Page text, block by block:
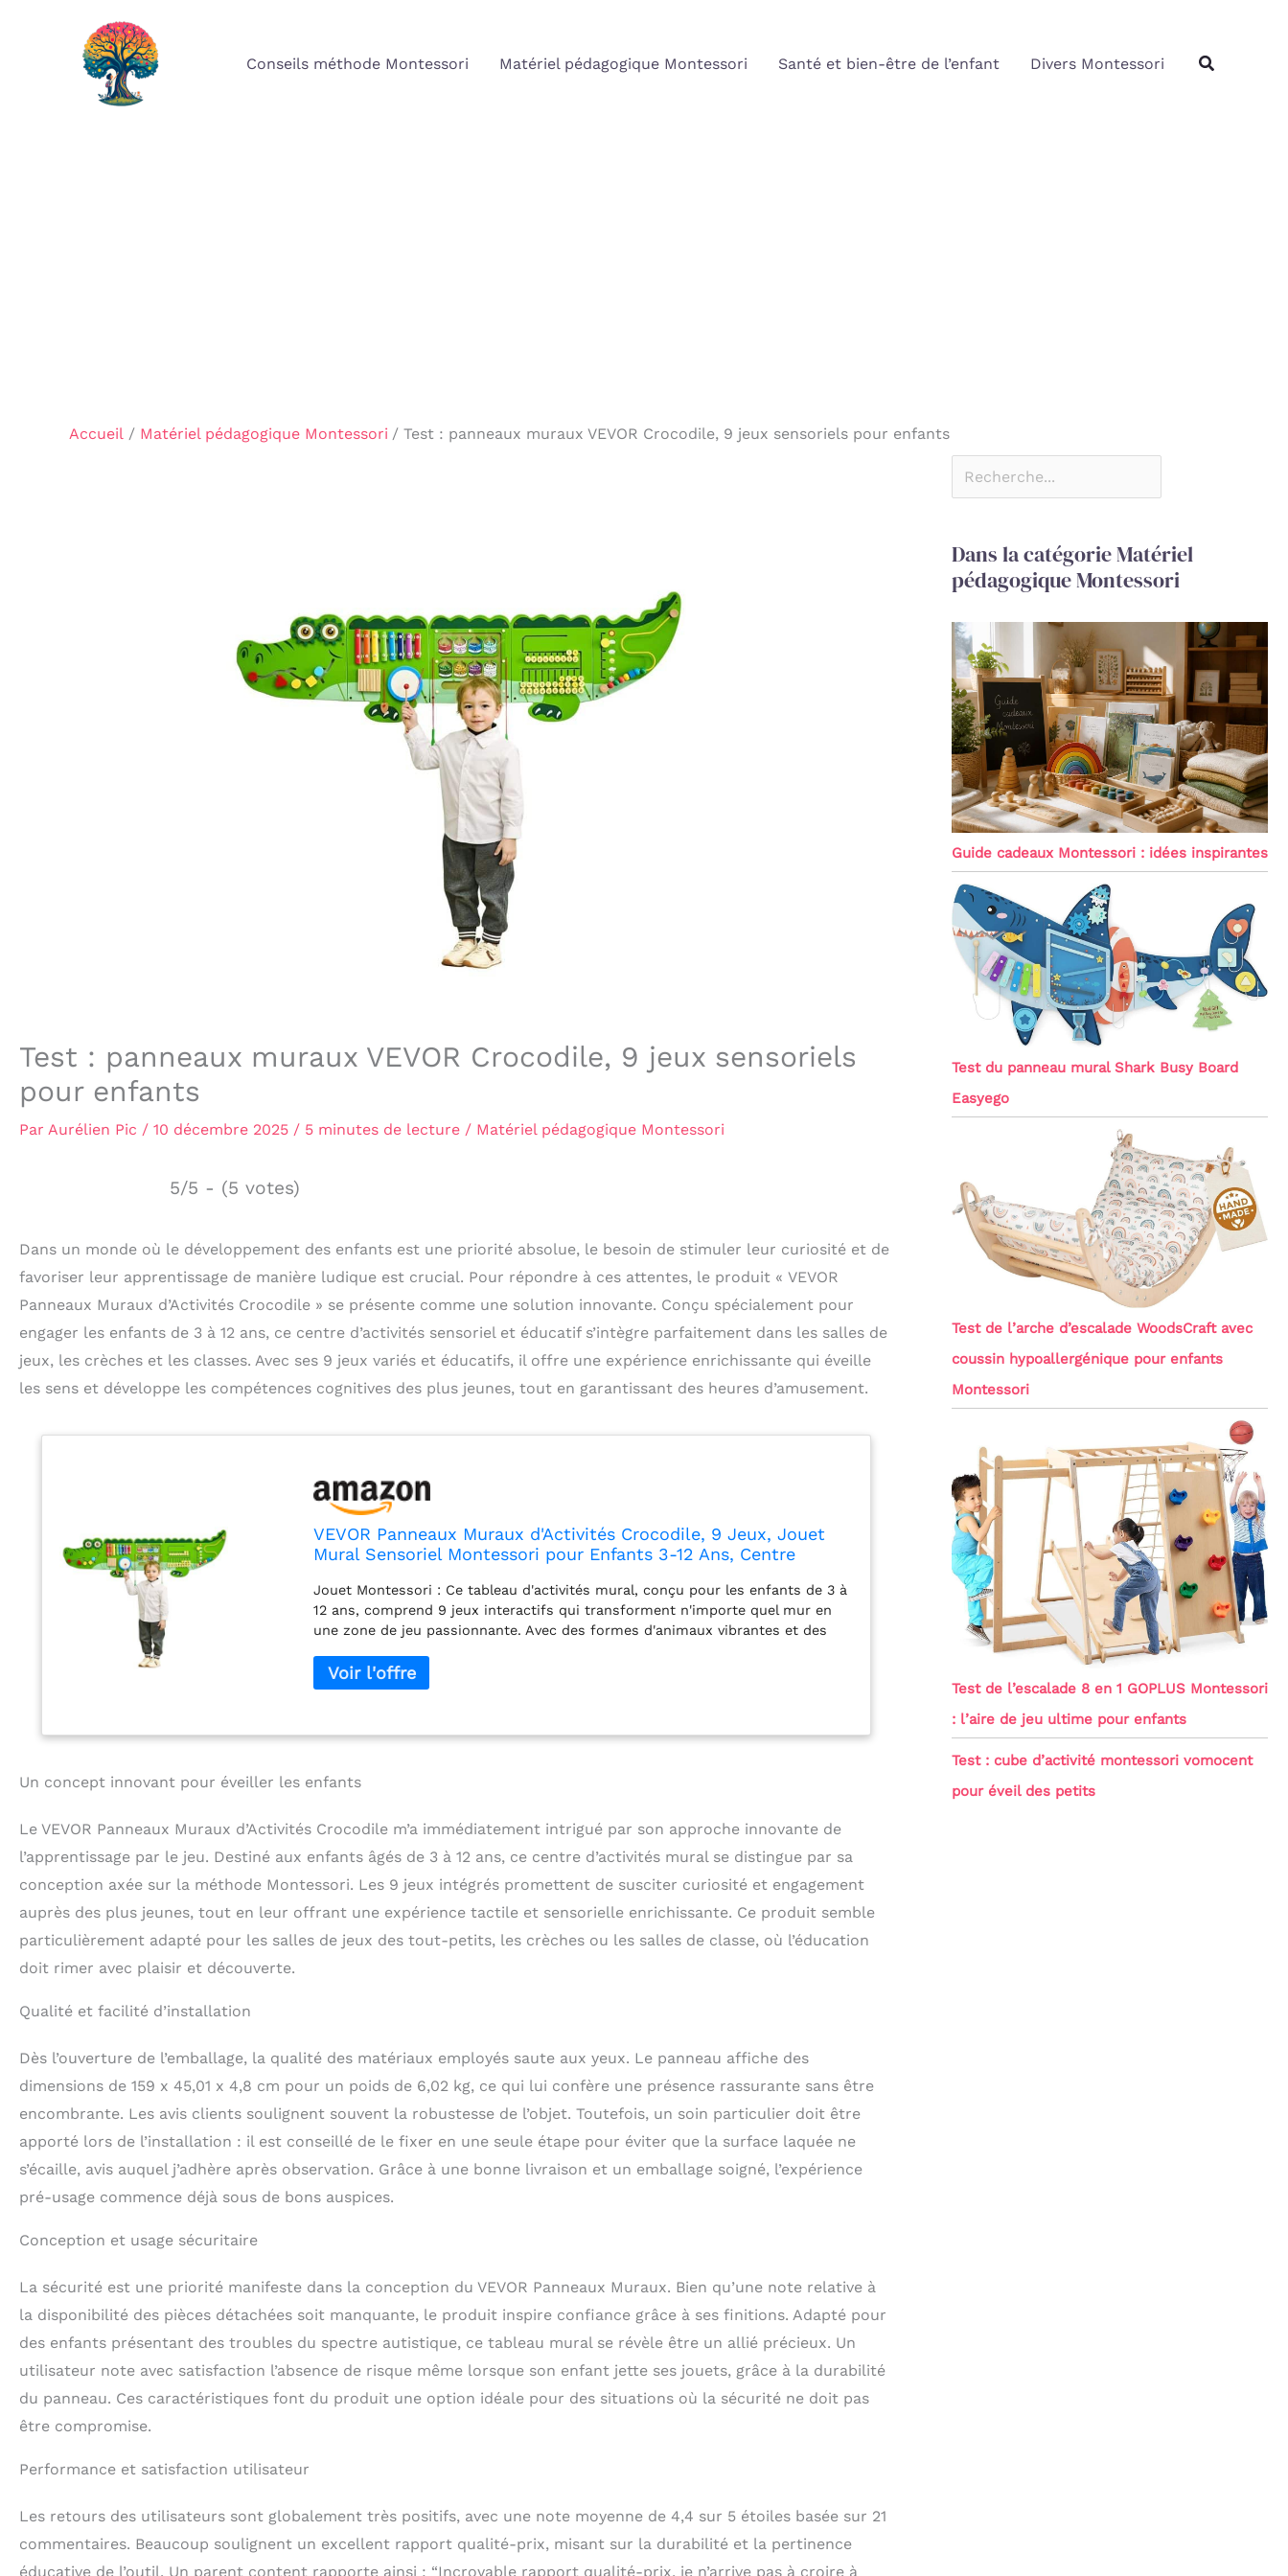
Conseils méthode Montessori Matériel pédagogique Montessori Santé et bien-être de l’enfant Divers Montessori
Accueil Matériel pédagogique Montessori Test : panneaux muraux VEVOR Crocodile, 9 jeux sensoriels pour enfants
Test : panneaux muraux VEVOR Crocodile, 9 jeux sensoriels
pour enfants
Par Aurélien Pic / 10 décembre 2025 / 5 minutes de lecture / Matériel pédagogique Montessori
5/5 - (5 votes)
Dans un monde où le développement des enfants est une priorité absolue, le besoin de stimuler leur curiosité et de
favoriser leur apprentissage de manière ludique est crucial. Pour répondre à ces attentes, le produit « VEVOR
Panneaux Muraux d’Activités Crocodile » se présente comme une solution innovante. Conçu spécialement pour
engager les enfants de 3 à 12 ans, ce centre d’activités sensoriel et éducatif s’intègre parfaitement dans les salles de
jeux, les crèches et les classes. Avec ses 9 jeux variés et éducatifs, il offre une expérience enrichissante qui éveille
les sens et développe les compétences cognitives des plus jeunes, tout en garantissant des heures d’amusement.
VEVOR Panneaux Muraux d'Activités Crocodile, 9 Jeux, Jouet
Mural Sensoriel Montessori pour Enfants 3-12 Ans, Centre
Crèche, Salle de Classe
Jouet Montessori : Ce tableau d'activités mural, conçu pour les enfants de 3 à
12 ans, comprend 9 jeux interactifs qui transforment n'importe quel mur en
une zone de jeu passionnante. Avec des formes d'animaux vibrantes et des
des heures de plaisir éducatif La sécurité avant tout : Fabriqué en MDF et avec
des peintures à base d'eau, ce tableau d'activités mural répond aux normes de
chimiques nocifs. Des connexions robustes maintiennent tout en sécurité,
enfant à développer sa coordination œil-main, son observation et sa pensée
en s'amusant, il améliore à la fois les capacités cognitives et motrices, ce qui
en fait un outil fantastique pour l'éducation précoce Facile à utiliser : Les
petites mains. Grâce à une conception conviviale, les enfants peuvent
facilement parcourir les activités sans frustration, ce qui leur permet de
profiter d'heures de jeu et d'apprentissage avec un minimum de conseils
Installation simple : Montez ce jouet mural sensoriel Montessori en toute
Un concept innovant pour éveiller les enfants
Le VEVOR Panneaux Muraux d’Activités Crocodile m’a immédiatement intrigué par son approche innovante de
l’apprentissage par le jeu. Destiné aux enfants âgés de 3 à 12 ans, ce centre d’activités mural se distingue par sa
conception axée sur la méthode Montessori. Les 9 jeux intégrés promettent de susciter curiosité et engagement
auprès des plus jeunes, tout en leur offrant une expérience tactile et sensorielle enrichissante. Ce produit semble
particulièrement adapté pour les salles de jeux des tout-petits, les crèches ou les salles de classe, où l’éducation
doit rimer avec plaisir et découverte.
Qualité et facilité d’installation
Dès l’ouverture de l’emballage, la qualité des matériaux employés saute aux yeux. Le panneau affiche des
dimensions de 159 x 45,01 x 4,8 cm pour un poids de 6,02 kg, ce qui lui confère une présence rassurante sans être
encombrante. Les avis clients soulignent souvent la robustesse de l’objet. Toutefois, un soin particulier doit être
apporté lors de l’installation : il est conseillé de le fixer en une seule étape pour éviter que la surface laquée ne
s’écaille, avis auquel j’adhère après observation. Grâce à une bonne livraison et un emballage soigné, l’expérience
pré-usage commence déjà sous de bons auspices.
Conception et usage sécuritaire
La sécurité est une priorité manifeste dans la conception du VEVOR Panneaux Muraux. Bien qu’une note relative à
la disponibilité des pièces détachées soit manquante, le produit inspire confiance grâce à ses finitions. Adapté pour
des enfants présentant des troubles du spectre autistique, ce tableau mural se révèle être un allié précieux. Un
utilisateur note avec satisfaction l’absence de risque même lorsque son enfant jette ses jouets, grâce à la durabilité
du panneau. Ces caractéristiques font du produit une option idéale pour des situations où la sécurité ne doit pas
être compromise.
Performance et satisfaction utilisateur
Les retours des utilisateurs sont globalement très positifs, avec une note moyenne de 4,4 sur 5 étoiles basée sur 21
commentaires. Beaucoup soulignent un excellent rapport qualité-prix, misant sur la durabilité et la pertinence
éducative de l’outil. Un parent content rapporte ainsi : “Incroyable rapport qualité-prix, je n’arrive pas à croire à
Dans la catégorie Matériel
pédagogique Montessori
Guide cadeaux Montessori : idées inspirantes
Test du panneau mural Shark Busy Board
Easyego
Test de l’arche d’escalade WoodsCraft avec
coussin hypoallergénique pour enfants
Montessori
Test de l’escalade 8 en 1 GOPLUS Montessori
: l’aire de jeu ultime pour enfants
Test : cube d’activité montessori vomocent
pour éveil des petits